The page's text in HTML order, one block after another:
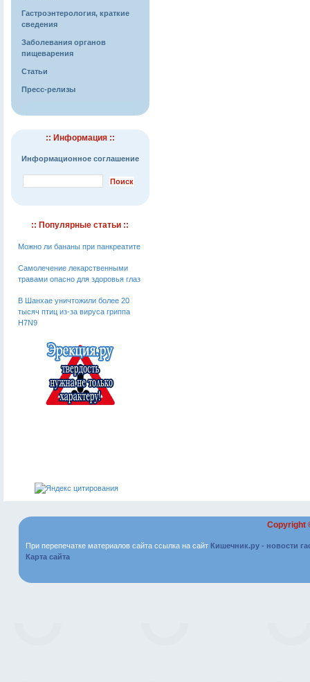
Гастроэнтерология, краткие
сведения
Заболевания органов
пищеварения
Статьи
Пресс-релизы
:: Информация ::
Информационное соглашение
:: Популярные статьи ::
Можно ли бананы при панкреатите
Самолечение лекарственными
травами опасно для здоровья глаз
В Шанхае уничтожили более 20
тысяч птиц из-за вируса гриппа
H7N9
Copyright
При перепечатке материалов сайта ссылка на сайт Кишечник.ру - новости
Карта сайта